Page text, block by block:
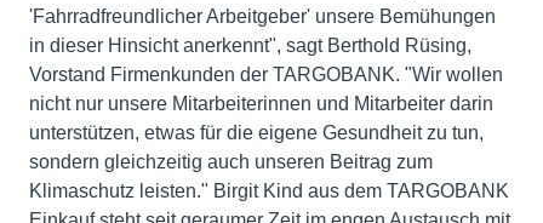
'Fahrradfreundlicher Arbeitgeber' unsere Bemühungen
in dieser Hinsicht anerkennt", sagt Berthold Rüsing,
Vorstand Firmenkunden der TARGOBANK. "Wir wollen
nicht nur unsere Mitarbeiterinnen und Mitarbeiter darin
unterstützen, etwas für die eigene Gesundheit zu tun,
sondern gleichzeitig auch unseren Beitrag zum
Klimaschutz leisten." Birgit Kind aus dem TARGOBANK